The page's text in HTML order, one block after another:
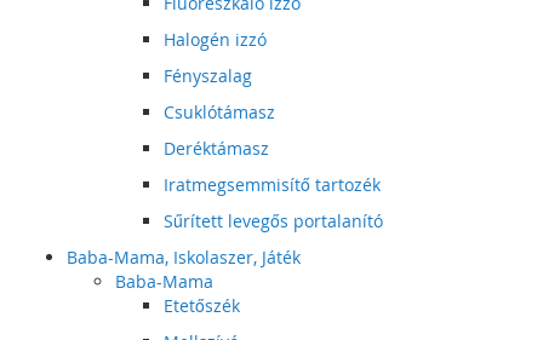
Halogén izzó
Fényszalag
Csuklótámasz
Deréktámasz
Iratmegsemmisítő tartozék
Sűrített levegős portalanító
Baba-Mama, Iskolaszer, Játék
Baba-Mama
Etetőszék